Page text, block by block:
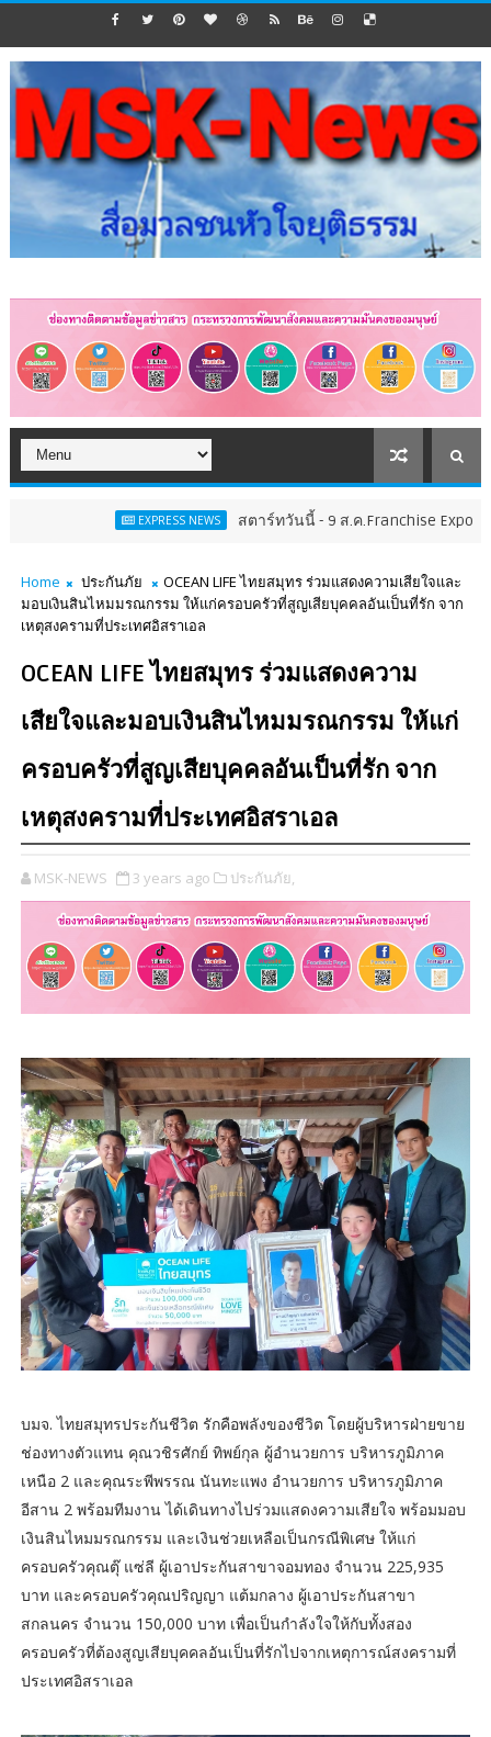
EXPRESS NEWS สตาร์ทวันนี้ - 9 ส.ค.Franchise Expo Thailand &
Home ประกันภัย
OCEAN LIFE ไทยสมุทร ร่วมแสดงความเสียใจและ
มอบเงินสินไหมมรณกรรม ให้แก่ครอบครัวที่สูญเสียบุคคลอันเป็นที่รัก จาก
เหตุสงครามที่ประเทศอิสราเอล
OCEAN LIFE ไทยสมุทร ร่วมแสดงความ
เสียใจและมอบเงินสินไหมมรณกรรม ให้แก่
ครอบครัวที่สูญเสียบุคคลอันเป็นที่รัก จาก
เหตุสงครามที่ประเทศอิสราเอล
MSK-NEWS 3 years ago ประกันภัย,
บมจ. ไทยสมุทรประกันชีวิต รักคือพลังของชีวิต โดยผู้บริหารฝ่ายขาย
ช่องทางตัวแทน คุณวชิรศักย์ ทิพย์กุล ผู้อำนวยการ บริหารภูมิภาค
เหนือ 2 และคุณระพีพรรณ นันทะแพง อำนวยการ บริหารภูมิภาค
อีสาน 2 พร้อมทีมงาน ได้เดินทางไปร่วมแสดงความเสียใจ พร้อมมอบ
เงินสินไหมมรณกรรม และเงินช่วยเหลือเป็นกรณีพิเศษ ให้แก่
ครอบครัวคุณตุ๊ แซ่ลี ผู้เอาประกันสาขาจอมทอง จำนวน 225,935
บาท และครอบครัวคุณปริญญา แต้มกลาง ผู้เอาประกันสาขา
สกลนคร จำนวน 150,000 บาท เพื่อเป็นกำลังใจให้กับทั้งสอง
ครอบครัวที่ต้องสูญเสียบุคคลอันเป็นที่รักไปจากเหตุการณ์สงครามที่
ประเทศอิสราเอล